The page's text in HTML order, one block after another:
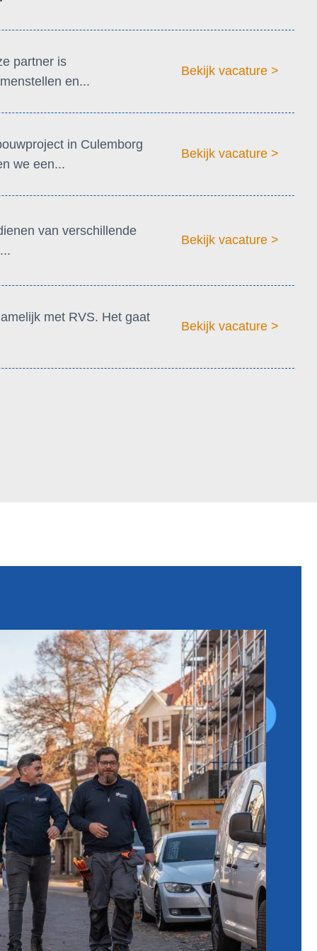
partner is
en...
Bekijk vacature >
in Culemborg
we een...
Bekijk vacature >
van verschillende
Bekijk vacature >
met RVS. Het gaat
Bekijk vacature >